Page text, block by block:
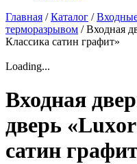
Главная /Каталог /
терморазрывом / Входная
Классика сатин графит»
Loading...
Входная
дверь
сатин